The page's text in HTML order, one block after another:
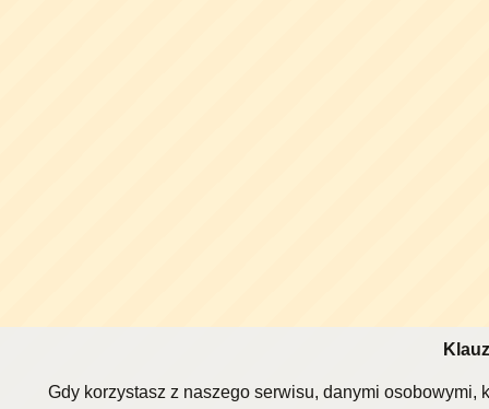
Gdy korzystasz z naszego serwisu, danymi osobowymi,